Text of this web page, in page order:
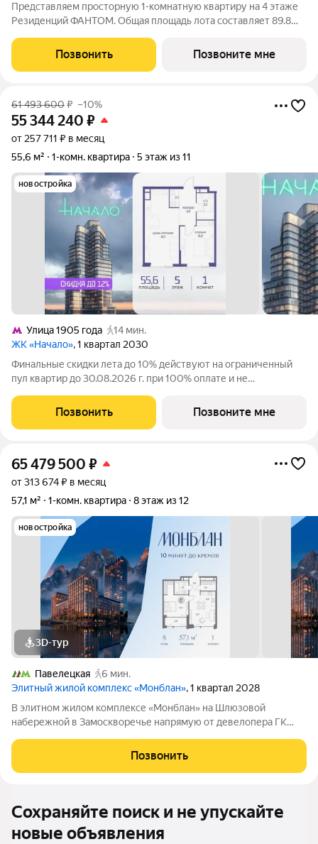
Представляем просторную 1-комнатную квартиру на 4 этаже
Резиденций ФАНТОМ. Общая площадь лота составляет 89.8
большую кухню-гостиную и гостевой санузел. В квартире
выполнена финишная отделка с
Позвонить Позвоните мне
61 493 600₽ –10%
55 344 240 ₽
от 257 711 ₽ в месяц
55,6 м²
1-комн. квартира 5 этаж из 11
новостройка
Улица 1905 года
14 мин.
ЖК «Начало», 1 квартал 2030
Финальные скидки лета до 10% действуют на ограниченный
пул квартир до 30.08.2026 г. при 100% оплате и не
перекрестке делового и исторического центров Москвы,
продается однокомнатная квартира
Позвонить Позвоните мне
65 479 500 ₽
от 313 674 ₽ в месяц
57,1 м²
1-комн. квартира 8 этаж из 12
новостройка
3D-тур
Павелецкая
6 мин.
Элитный жилой комплекс «Монблан», 1 квартал 2028
В элитном жилом комплексе «Монблан» на Шлюзовой
набережной в Замоскворечье напрямую от девелопера ГК
квартира на 8 этаже общей площадью 57.10 м. Квартира
предлагается без отделки. «Монблан»
Позвонить
Сохраняйте поиск и не упускайте
новые объявления